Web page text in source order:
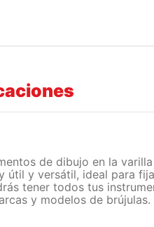
de dibujo en la
útil y versátil, ideal para
tener todos tus
y modelos de brújulas.